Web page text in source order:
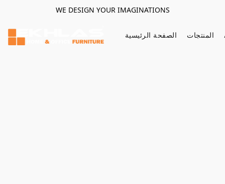
WE DESIGN YOUR IMAGINATIONS
الصفحة الرئيسية المنتجات